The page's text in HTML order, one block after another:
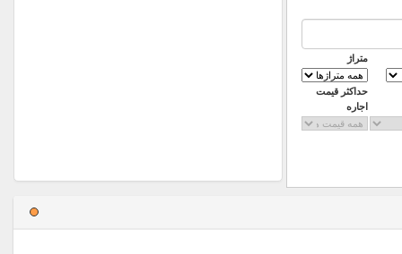
متراژ
حداکثر قیمت
اجاره